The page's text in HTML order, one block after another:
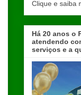
Clique e saiba
Há 20 anos o
atendendo
serviços e a